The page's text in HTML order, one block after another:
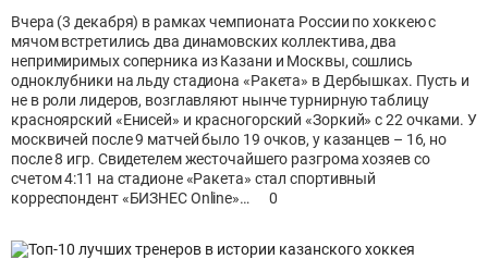
Вчера (3 декабря) в рамках чемпионата России по хоккею с
мячом встретились два динамовских коллектива, два
непримиримых соперника из Казани и Москвы, сошлись
одноклубники на льду стадиона «Ракета» в Дербышках. Пусть и
не в роли лидеров, возглавляют нынче турнирную таблицу
красноярский «Енисей» и красногорский «Зоркий» с 22 очками. У
москвичей после 9 матчей было 19 очков, у казанцев – 16, но
после 8 игр. Свидетелем жесточайшего разгрома хозяев со
счетом 4:11 на стадионе «Ракета» стал спортивный
корреспондент «БИЗНЕС Оnline»…
0